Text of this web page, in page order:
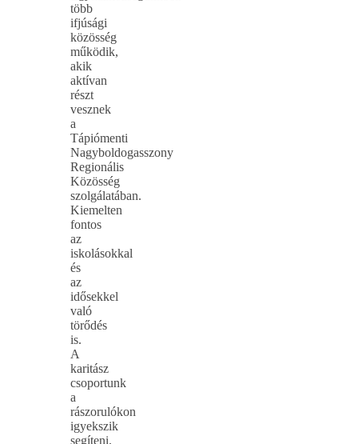
több
ifjúsági
közösség
működik,
akik
aktívan
részt
vesznek
a
Tápiómenti
Nagyboldogasszony
Regionális
Közösség
szolgálatában.
Kiemelten
fontos
az
iskolásokkal
és
az
idősekkel
való
törődés
is.
A
karitász
csoportunk
a
rászorulókon
igyekszik
segíteni.